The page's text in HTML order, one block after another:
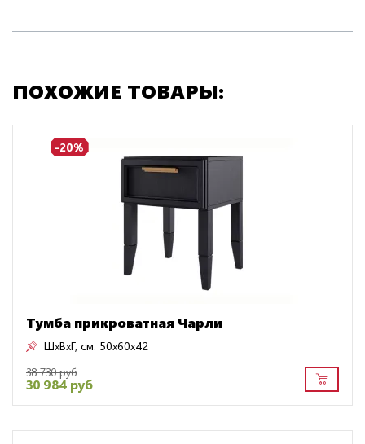
ПОХОЖИЕ ТОВАРЫ:
-20%
Тумба прикроватная Чарли
ШxВxГ, см: 50x60x42
38 730 руб
30 984 руб